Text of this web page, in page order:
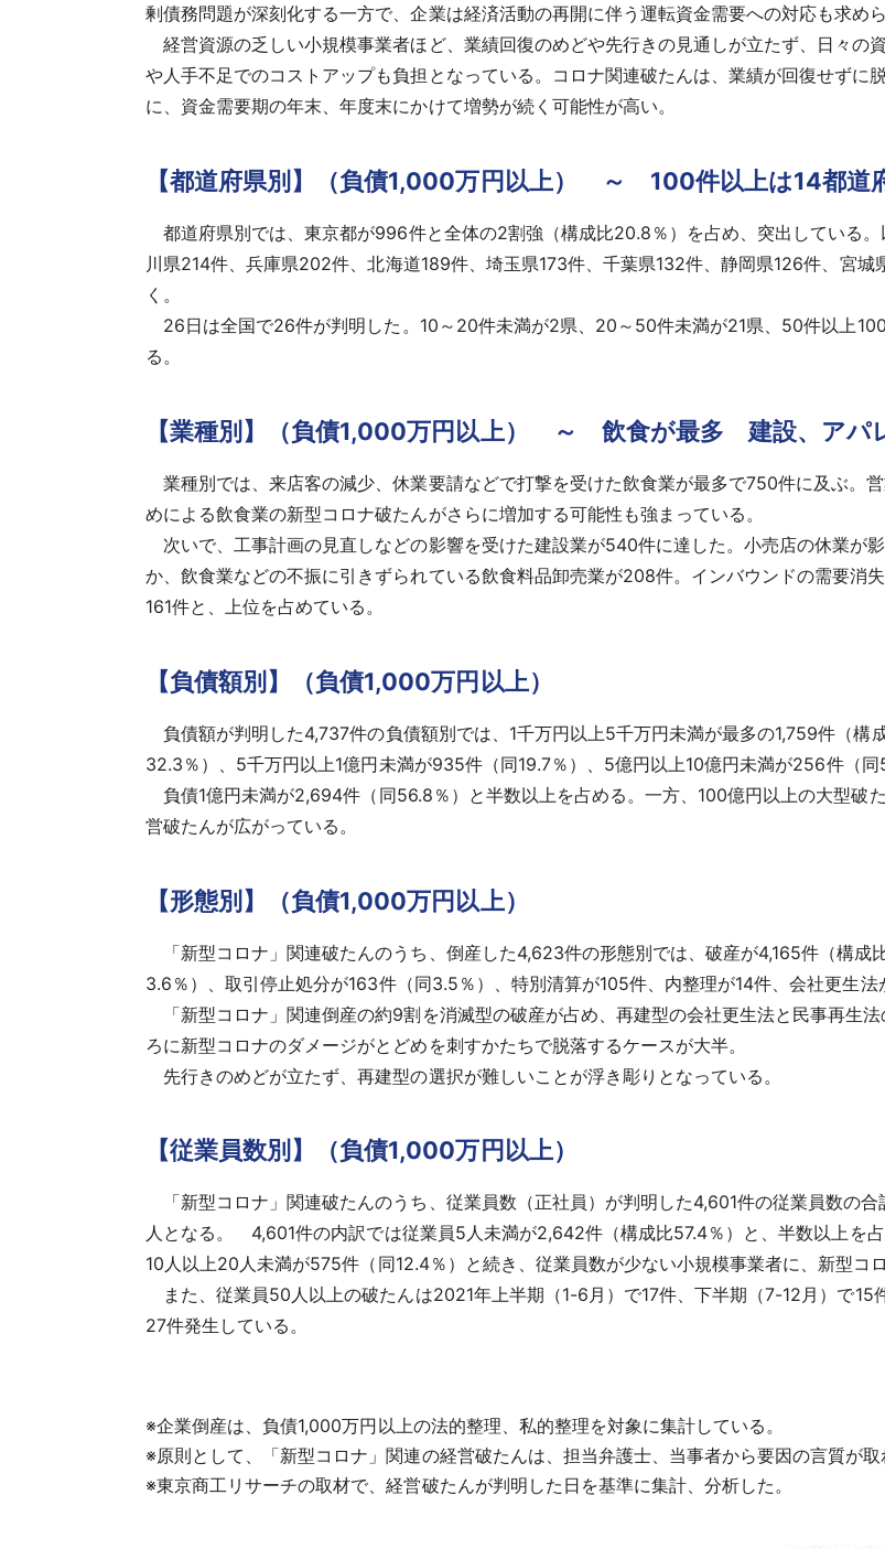
剰債務問題が深刻化する一方で、企業は経済活動の再開に伴う運転資金需要への対応も求めら
経営資源の乏しい小規模事業者ほど、業績回復のめどや先行きの見通しが立たず、日々の
や人手不足でのコストアップも負担となっている。コロナ関連破たんは、業績が回復せずに
に、資金需要期の年末、年度末にかけて増勢が続く可能性が高い。
【都道府県別】（負債1,000万円以上） ～ 100件以上は14都
都道府県別では、東京都が996件と全体の2割強（構成比20.8％）を占め、突出している
川県214件、兵庫県202件、北海道189件、埼玉県173件、千葉県132件、静岡県126件、宮
く。
26日は全国で26件が判明した。10～20件未満が2県、20～50件未満が21県、50件以上
る。
【業種別】（負債1,000万円以上） ～ 飲⾷が最多 建設、アパ
業種別では、来店客の減少、休業要請などで打撃を受けた飲食業が最多で750件に及ぶ。
めによる飲食業の新型コロナ破たんがさらに増加する可能性も強まっている。
次いで、工事計画の見直しなどの影響を受けた建設業が540件に達した。小売店の休業が
か、飲食業などの不振に引きずられている飲食料品卸売業が208件。インバウンドの需要消
161件と、上位を占めている。
【負債額別】（負債1,000万円以上）
負債額が判明した4,737件の負債額別では、1千万円以上5千万円未満が最多の1,759件（構
32.3％）、5千万円以上1億円未満が935件（同19.7％）、5億円以上10億円未満が256件（
負債1億円未満が2,694件（同56.8％）と半数以上を占める。一方、100億円以上の大型破
営破たんが広がっている。
【形態別】（負債1,000万円以上）
「新型コロナ」関連破たんのうち、倒産した4,623件の形態別では、破産が4,165件（構成
3.6％）、取引停止処分が163件（同3.5％）、特別清算が105件、内整理が14件、会社更生法
「新型コロナ」関連倒産の約9割を消滅型の破産が占め、再建型の会社更生法と民事再生
ろに新型コロナのダメージがとどめを刺すかたちで脱落するケースが大半。
先行きのめどが立たず、再建型の選択が難しいことが浮き彫りとなっている。
【従業員数別】（負債1,000万円以上）
「新型コロナ」関連破たんのうち、従業員数（正社員）が判明した4,601件の従業員数の
人となる。 4,601件の内訳では従業員5人未満が2,642件（構成比57.4％）と、半数以上を
10人以上20人未満が575件（同12.4％）と続き、従業員数が少ない小規模事業者に、新型コ
また、従業員50人以上の破たんは2021年上半期（1-6月）で17件、下半期（7-12月）で
27件発生している。
※企業倒産は、負債1,000万円以上の法的整理、私的整理を対象に集計している。
※原則として、「新型コロナ」関連の経営破たんは、担当弁護士、当事者から要因の言質が取
※東京商工リサーチの取材で、経営破たんが判明した日を基準に集計、分析した。